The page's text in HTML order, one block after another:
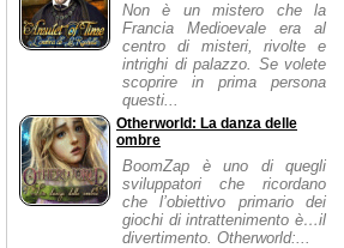
Non è un mistero che la
Francia Medioevale era al
centro di misteri, rivolte e
intrighi di palazzo. Se volete
scoprire in prima persona
questi...
Otherworld: La danza delle
ombre
BoomZap è uno di quegli
sviluppatori che ricordano
che l’obiettivo primario dei
giochi di intrattenimento è…il
divertimento. Otherworld:...